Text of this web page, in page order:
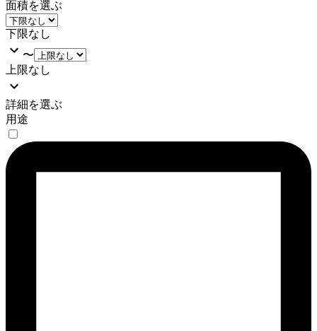
面積を選ぶ
下限なし
〜
上限なし
詳細を選ぶ
用途